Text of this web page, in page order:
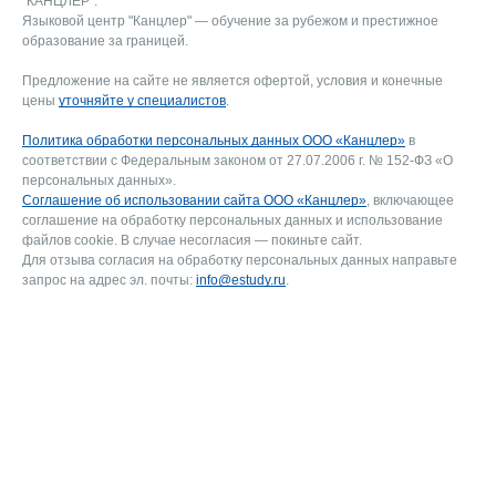
Языковой центр "Канцлер" — обучение за рубежом и престижное
образование за границей.
Предложение на сайте не является офертой, условия и конечные
цены уточняйте у специалистов.
Политика обработки персональных данных ООО «Канцлер» в
соответствии с Федеральным законом от 27.07.2006 г. № 152-ФЗ «О
персональных данных».
Соглашение об использовании сайта ООО «Канцлер», включающее
соглашение на обработку персональных данных и использование
файлов cookie. В случае несогласия — покиньте сайт.
Для отзыва согласия на обработку персональных данных направьте
запрос на адрес эл. почты: info@estudy.ru.